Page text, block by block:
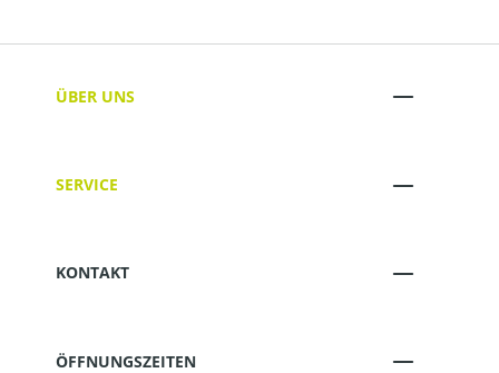
ÜBER UNS
SERVICE
KONTAKT
ÖFFNUNGSZEITEN